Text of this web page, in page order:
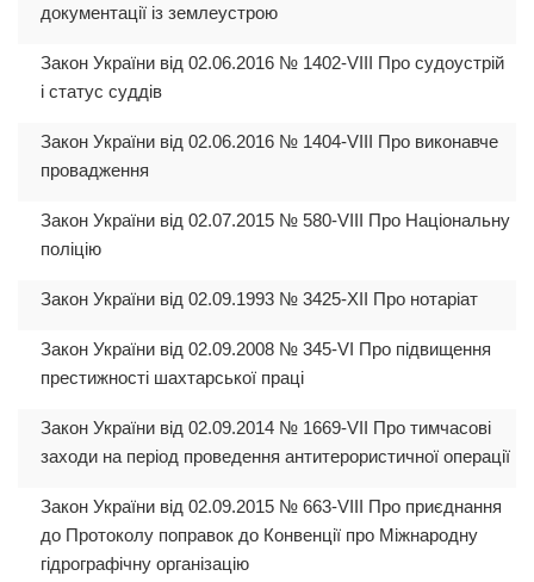
документації із землеустрою
Закон України від 02.06.2016 № 1402-VIIІ Про судоустрій
і статус суддів
Закон України від 02.06.2016 № 1404-VIII Про виконавче
провадження
Закон України від 02.07.2015 № 580-VIII Про Національну
поліцію
Закон України від 02.09.1993 № 3425-XII Про нотаріат
Закон України від 02.09.2008 № 345-VI Про підвищення
престижності шахтарської праці
Закон України від 02.09.2014 № 1669-VII Про тимчасові
заходи на період проведення антитерористичної операції
Закон України від 02.09.2015 № 663-VIII Про приєднання
до Протоколу поправок до Конвенції про Міжнародну
гідрографічну організацію